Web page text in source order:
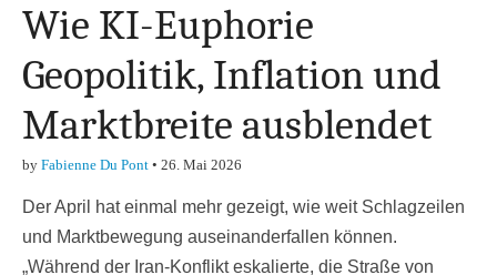
Finanzen,
Marketing-, Vertrieb-
& Investment-Tipps
Wie KI-Euphorie
Geopolitik, Inflation und
Marktbreite ausblendet
by Fabienne Du Pont • 26. Mai 2026
Der April hat einmal mehr gezeigt, wie weit Schlagzeilen
und Marktbewegung auseinanderfallen können.
„Während der Iran-Konflikt eskalierte, die Straße von